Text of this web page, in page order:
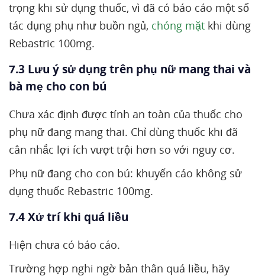
trọng khi sử dụng thuốc, vì đã có báo cáo một số
tác dụng phụ như buồn ngủ, chóng mặt khi dùng
Rebastric 100mg.
7.3 Lưu ý sử dụng trên phụ nữ mang thai và
bà mẹ cho con bú
Chưa xác định được tính an toàn của thuốc cho
phụ nữ đang mang thai. Chỉ dùng thuốc khi đã
cân nhắc lợi ích vượt trội hơn so với nguy cơ.
Phụ nữ đang cho con bú: khuyến cáo không sử
dụng thuốc Rebastric 100mg.
7.4 Xử trí khi quá liều
Hiện chưa có báo cáo.
Trường hợp nghi ngờ bản thân quá liều, hãy